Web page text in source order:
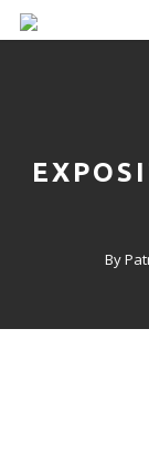
Skip
to
By